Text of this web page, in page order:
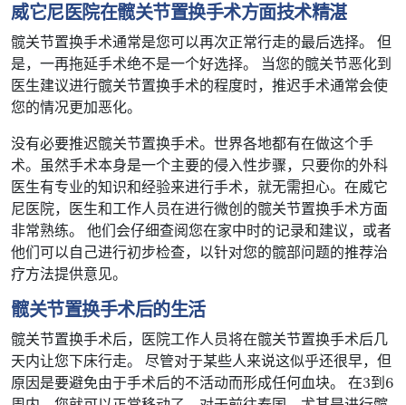
威它尼医院在髋关节置换手术方面技术精湛
髋关节置换手术通常是您可以再次正常行走的最后选择。 但
是，一再拖延手术绝不是一个好选择。 当您的髋关节恶化到
医生建议进行髋关节置换手术的程度时，推迟手术通常会使
您的情况更加恶化。
没有必要推迟髋关节置换手术。世界各地都有在做这个手
术。虽然手术本身是一个主要的侵入性步骤，只要你的外科
医生有专业的知识和经验来进行手术，就无需担心。在威它
尼医院，医生和工作人员在进行微创的髋关节置换手术方面
非常熟练。 他们会仔细查阅您在家中时的记录和建议，或者
他们可以自己进行初步检查，以针对您的髋部问题的推荐治
疗方法提供意见。
髋关节置换手术后的生活
髋关节置换手术后，医院工作人员将在髋关节置换手术后几
天内让您下床行走。 尽管对于某些人来说这似乎还很早，但
原因是要避免由于手术后的不活动而形成任何血块。 在3到6